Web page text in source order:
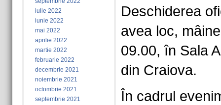
iulie 2022
iunie 2022
mai 2022
aprilie 2022
martie 2022
februarie 2022
decembrie 2021
noiembrie 2021
octombrie 2021
septembrie 2021
Deschiderea
avea loc,
09.00, în Sala
din Craiova.
În cadrul